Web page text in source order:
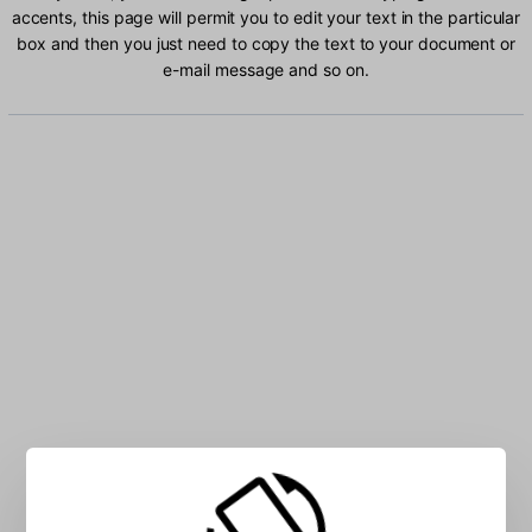
accents, this page will permit you to edit your text in the particular
box and then you just need to copy the text to your document or
e-mail message and so on.
Type Croatian characters into the box: